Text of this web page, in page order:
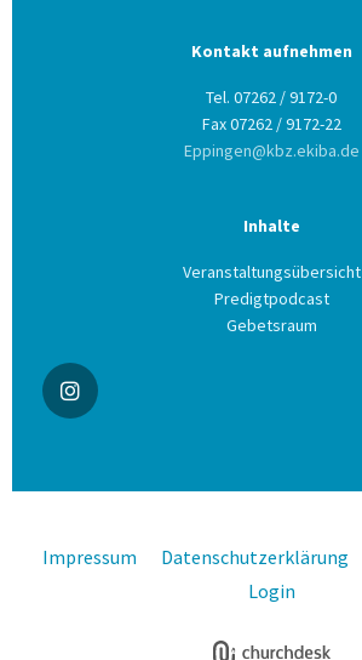
Kontakt aufnehmen
Tel. 07262 / 9172-0
Fax 07262 / 9172-22
Eppingen@kbz.ekiba.de
Inhalte
Veranstaltungsübersicht
Predigtpodcast
Gebetsraum
Impressum Datenschutzerklärung
Login